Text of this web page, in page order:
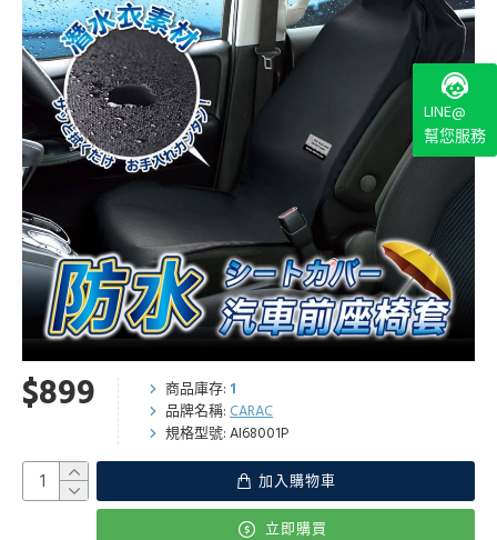
$899 商品庫存: 1
品牌名稱: CARAC
規格型號: AI68001P
加入購物車
立即購買
LINE@
幫您服務